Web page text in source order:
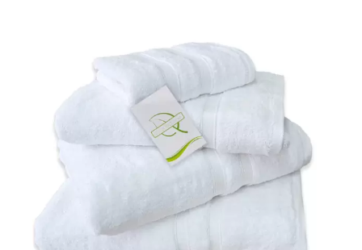
desde
3,00€
16,90€